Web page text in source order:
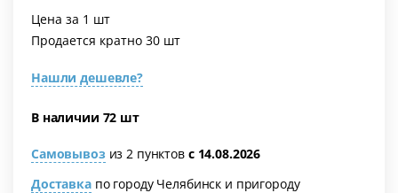
Нашли дешевле?
Цена за 1 шт
Продается кратно 30 шт
В наличии 72 шт
Самовывоз из 2 пунктов с 14.08.2026
Доставкапо городу Челябинск и пригороду